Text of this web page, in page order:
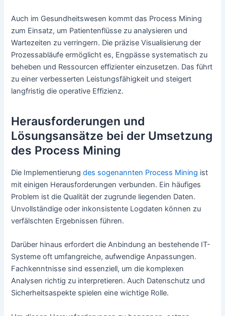
Auch im Gesundheitswesen kommt das Process Mining
zum Einsatz, um Patientenflüsse zu analysieren und
Wartezeiten zu verringern. Die präzise Visualisierung der
Prozessabläufe ermöglicht es, Engpässe systematisch zu
beheben und Ressourcen effizienter einzusetzen. Das führt
zu einer verbesserten Leistungsfähigkeit und steigert
langfristig die operative Effizienz.
Herausforderungen und
Lösungsansätze bei der Umsetzung
des Process Mining
Die Implementierungdes sogenannten Process Mining ist
mit einigen Herausforderungen verbunden. Ein häufiges
Problem ist die Qualität der zugrunde liegenden Daten.
Unvollständige oder inkonsistente Logdaten können zu
verfälschten Ergebnissen führen.
Darüber hinaus erfordert die Anbindung an bestehende IT-
Systeme oft umfangreiche, aufwendige Anpassungen.
Fachkenntnisse sind essenziell, um die komplexen
Analysen richtig zu interpretieren. Auch Datenschutz und
Sicherheitsaspekte spielen eine wichtige Rolle.